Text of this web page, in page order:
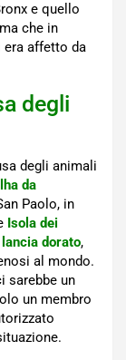
e quello
che in
era affetto da
degli
degli animali
da
Paolo, in
Isola dei
dorato,
al mondo.
sarebbe un
un membro